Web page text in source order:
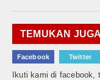
TEMUKAN
Facebook Twitter
Ikuti kami di facebook,